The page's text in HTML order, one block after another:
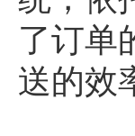
了订单
送的效